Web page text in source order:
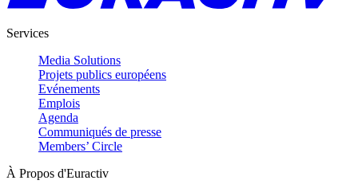
Services
Media Solutions
Projets publics européens
Evénements
Emplois
Agenda
Communiqués de presse
Members’ Circle
À Propos d'Euractiv